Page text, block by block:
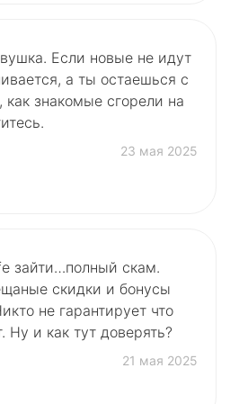
Если новые не идут
а ты остаешься с
знакомые сгорели на
23 мая 2025
зайти…полный скам.
скидки и бонусы
не гарантирует что
Ну и как тут доверять?
21 мая 2025